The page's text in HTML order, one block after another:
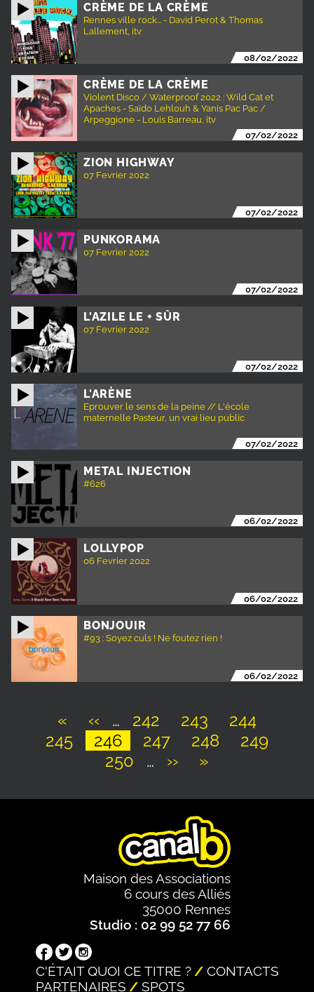
CRÈME DE LA CRÈME
Rennes ville rock... - David Perot & Thomas
Lallement, itv
08/02/2022
CRÈME DE LA CRÈME
Violent Disco / Waterproof 2022 : Wild Cat et
Apaches - Saïdo Lehlouh & Yanis Pac Pac /
Arpeggione - Louis Barreau, itv
07/02/2022
ZION HIGHWAY
07 Fevrier 2022
07/02/2022
PUNKORAMA
07 Fevrier 2022
07/02/2022
L'AZILE LE + SÛR
07 Fevrier 2022
07/02/2022
L'ARÈNE
Eprouver le sens de la peine // L'école
maternelle Pasteur, un vrai lieu public
07/02/2022
METAL INJECTION
#626
06/02/2022
LOLLYPOP
06 Fevrier 2022
06/02/2022
BONJOUIR
#93 : Soyez culs ! Ne foutez rien !
06/02/2022
Pagination
Première
page
«
Page
précédente
‹‹ … Page
242 Page
243 Page
244
Page
245 Page
246 Page
247 Page
248 Page
249
Page
250 …
Page
››
Dernière
»
Maison des Associations
6 cours des Alliés
35000 Rennes
Studio : 02 99 52 77 66
C'ÉTAIT QUOI CE TITRE ?
CONTACTS
PARTENAIRES
SPOTS